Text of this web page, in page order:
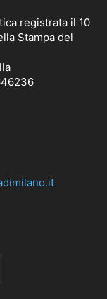
registrata il 10
Stampa del